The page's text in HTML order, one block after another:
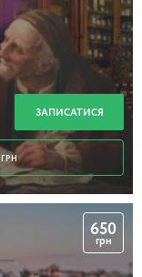
ЗАПИСАТИСЯ
ГРН
650
грн